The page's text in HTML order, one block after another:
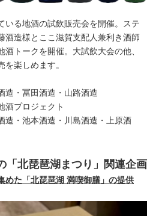
る地酒の試飲販売会を開催。ステ
造様とここ滋賀支配人兼利き酒師
トークを開催。大試飲大会の他、
を楽しめます。
・冨田酒造・山路酒造
ロジェクト
本酒造・川島酒造・上原酒
「北琵琶湖まつり」関連企画
めた「北琵琶湖 満喫御膳」の提供